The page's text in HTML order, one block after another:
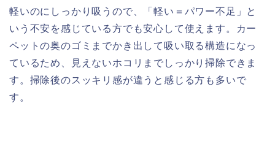
軽いのにしっかり吸うので、「軽い＝パワー不足」と
いう不安を感じている方でも安心して使えます。カー
ペットの奥のゴミまでかき出して吸い取る構造になっ
ているため、見えないホコリまでしっかり掃除できま
す。掃除後のスッキリ感が違うと感じる方も多いで
す。